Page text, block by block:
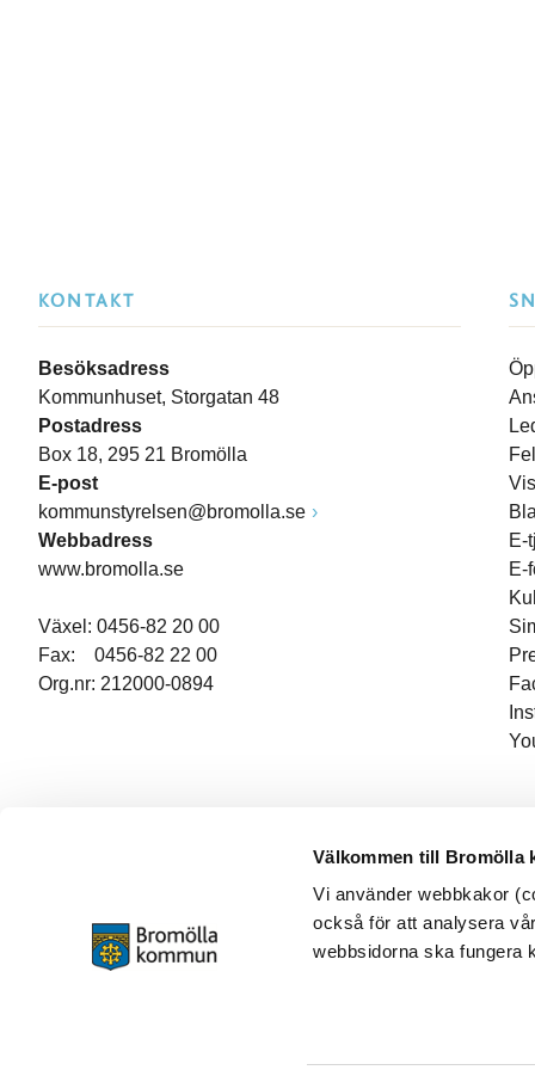
Välkommen till Bromölla
Vi använder webbkakor
också för att analysera
webbsidorna ska fungera
KONTAKT
Besöksadress
Kommunhuset, Storgatan 48
Postadress
Box 18, 295 21 Bromölla
E-post
kommunstyrelsen@bromolla.se
Webbadress
www.bromolla.se
Växel: 0456-82 20 00
Fax: 0456-82 22 00
Org.nr: 212000-0894
E-
E-